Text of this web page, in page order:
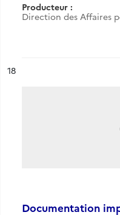
Producteur :
Direction des Affaires
n°
18
Documentation